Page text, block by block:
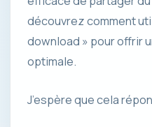
découvrez comment
download » pour offrir
optimale.
J’espère que cela